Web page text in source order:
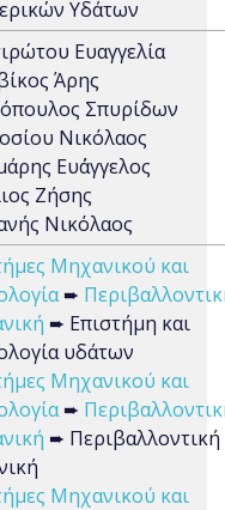
Υδάτων
Ευαγγελία
Άρης
Σπυρίδων
Νικόλαος
Ευ΄άγγελος
Ζήσης
Νικόλαος
Μηχανικού και
➨
➨ Επιστήμη και
υδάτων
Μηχανικού και
➨
➨ Περιβαλλοντική
Μηχανικού και